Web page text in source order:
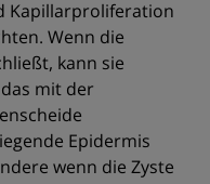
Kapillarproliferation
Wenn die
kann sie
mit der
Epidermis
wenn die Zyste